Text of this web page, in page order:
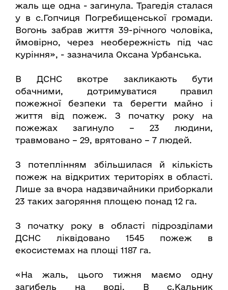
жаль ще одна - загинула. Трагедія сталася
у в с.Гопчиця Погребищенської громади.
Вогонь забрав життя 39-річного чоловіка,
ймовірно, через необережність під час
куріння», - зазначила Оксана Урбанська.
В ДСНС вкотре закликають бути
обачними, дотримуватися правил
пожежної безпеки та берегти майно і
життя від пожеж. З початку року на
пожежах загинуло – 23 людини,
травмовано – 29, врятовано – 7 людей.
З потеплінням збільшилася й кількість
пожеж на відкритих територіях в області.
Лише за вчора надзвичайники приборкали
23 таких загоряння площею понад 12 га.
З початку року в області підрозділами
ДСНС ліквідовано 1545 пожеж в
екосистемах на площі 1187 га.
«На жаль, цього тижня маємо одну
загибель на воді. В с.Кальник